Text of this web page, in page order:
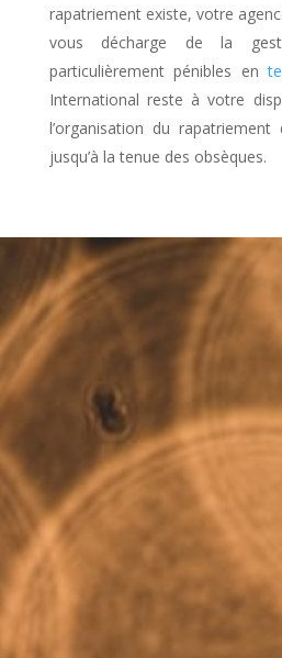
rapatriement existe, votre
vous décharge de la
particulièrement pénibles en
International reste à votre
l’organisation du
jusqu’à la tenue des obsèques.